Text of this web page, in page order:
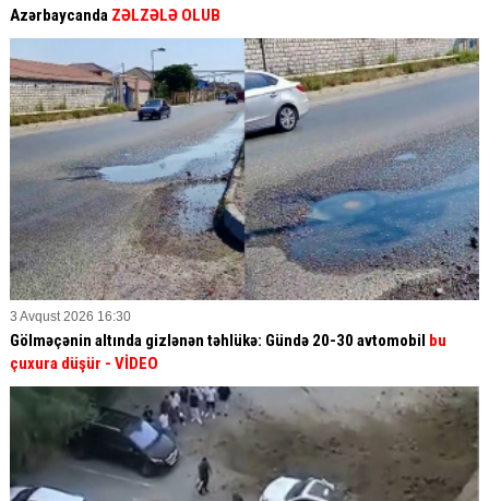
Azərbaycanda ZƏLZƏLƏ OLUB
3 Avqust 2026 16:30
Gölməçənin altında gizlənən təhlükə: Gündə 20-30 avtomobil
bu
çuxura düşür - VİDEO